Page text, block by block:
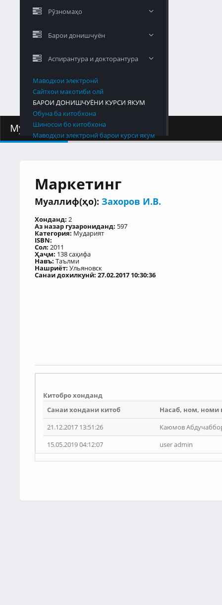
Рӯзномаҳо
Барои донишчуён
Аспирантура и докторантура
Маводхои электронй
Сайтхои макотиби олй
БАРОИ ДОНИШЧУЁНИ КУРСИ ЯКУМ
Обуна ба китобхона
Шиносои бо китобхона
Маводҳои электронӣ барои курси якум
Мударият
Маркетинг
Муаллиф(ҳо): Захоров И.В.
Хонданд: 2
Аз назар гузарониданд: 597
Категория: Мударият
ISBN:
Сол: 2011
Ҳаҷм: 138 саҳифа
Навъ: Таълми
Нашриёт: Ульяновск
Санаи дохилкунӣ: 27.02.2017 10:30:36
Китобро хонданд
Санаи хондани китоб
Насаб, ном, номи
21.12.2017 13:51:26
Каюмов
15.05.2019 04:12:07
user admin